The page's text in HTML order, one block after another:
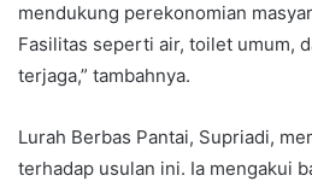
mendukung perekonomian
Fasilitas seperti air, toilet umum,
terjaga,” tambahnya.
Lurah Berbas Pantai, Supriadi,
terhadap usulan ini. Ia mengakui